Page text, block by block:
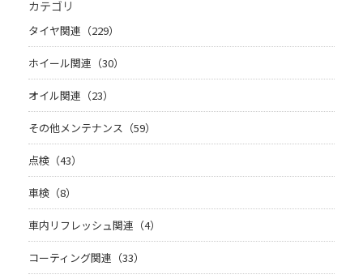
カテゴリ
タイヤ関連（229）
ホイール関連（30）
オイル関連（23）
その他メンテナンス（59）
点検（43）
車検（8）
車内リフレッシュ関連（4）
コーティング関連（33）